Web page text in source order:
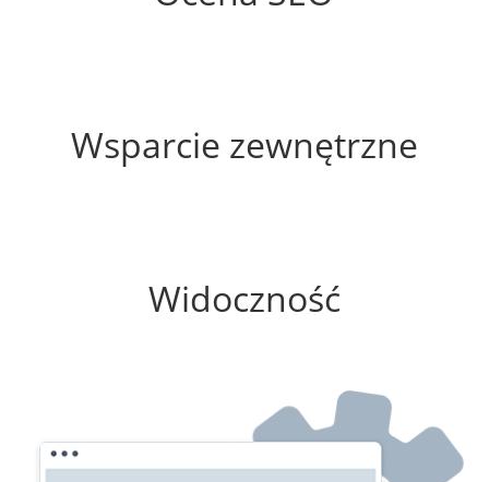
Wsparcie zewnętrzne
Widoczność